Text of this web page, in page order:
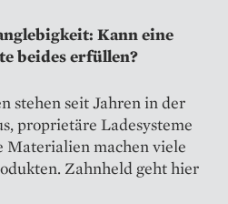
Kann eine
beides erfüllen?
stehen seit Jahren in der
proprietäre Ladesysteme
Materialien machen viele
Zahnheld geht hier